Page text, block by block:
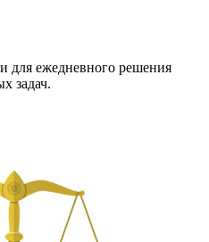
для ежедневного решения
задач.